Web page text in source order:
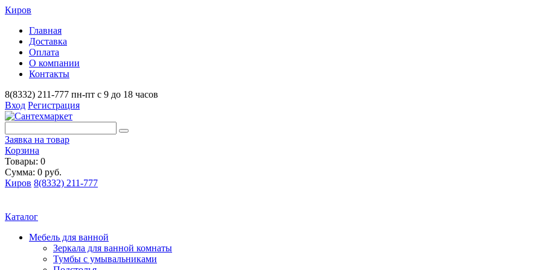
Киров
Главная
Доставка
Оплата
О компании
Контакты
8(8332) 211-777 пн-пт с 9 до 18 часов
Вход Регистрация
Заявка на товар
Корзина
Товары: 0
Сумма: 0 руб.
Киров 8(8332) 211-777
Каталог
Мебель для ванной
Зеркала для ванной комнаты
Тумбы с умывальниками